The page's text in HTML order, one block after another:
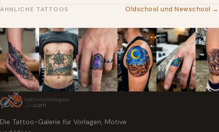
ÄHNLICHE TATTOOS Oldschool und Newschool →
Die Tattoo-Galerie für Vorlagen, Motive